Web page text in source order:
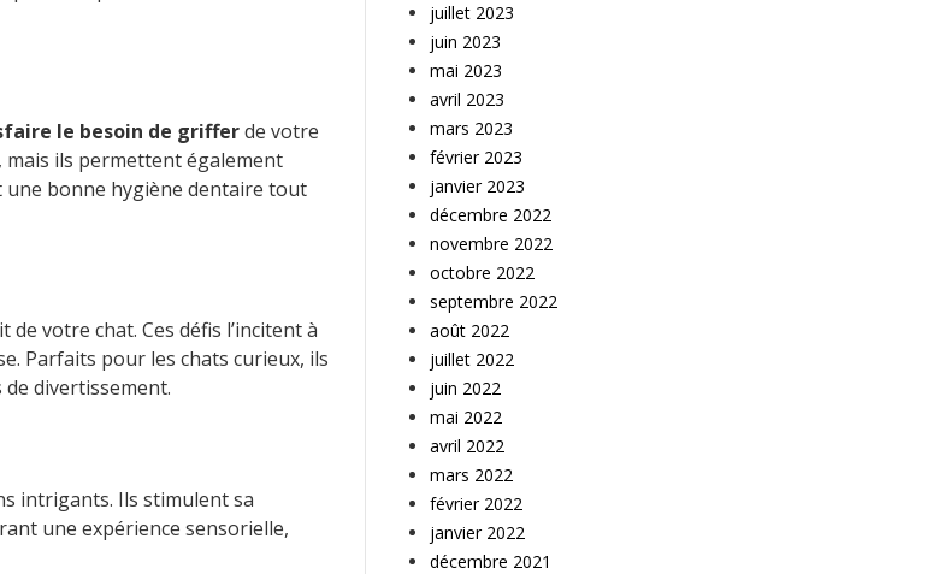
le besoin de grifferde votre
mais ils permettent également
une bonne hygiène dentaire tout
votre chat. Ces défis l’incitent à
Parfaits pour les chats curieux, ils
divertissement.
intrigants. Ils stimulent sa
une expérience sensorielle,
juillet 2023
juin 2023
mai 2023
avril 2023
mars 2023
février 2023
janvier 2023
décembre 2022
novembre 2022
octobre 2022
septembre 2022
août 2022
juillet 2022
juin 2022
mai 2022
avril 2022
mars 2022
février 2022
janvier 2022
décembre 2021